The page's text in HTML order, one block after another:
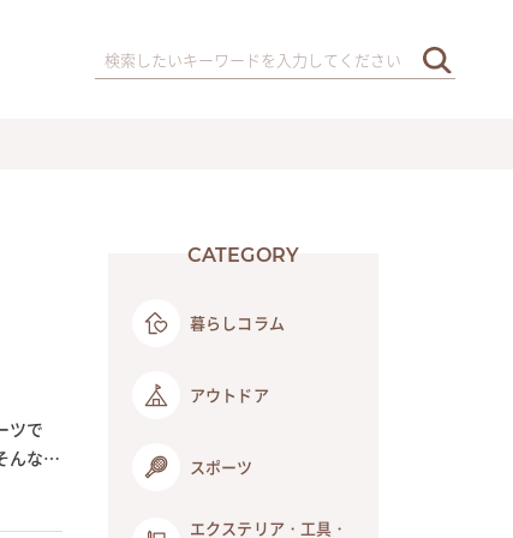
ツで
んな人
CATEGORY
暮らしコラム
アウトドア
スポーツ
エクステリア・工具・